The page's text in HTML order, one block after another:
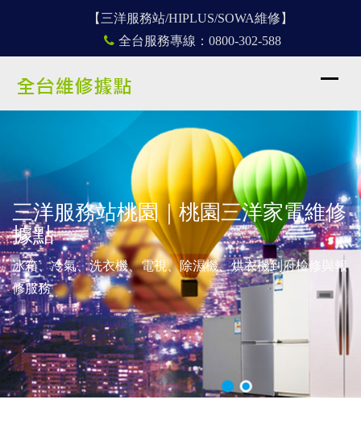
【三洋服務站/HIPLUS/SOWA維修】
全台服務專線： 0800-302-588
三洋服務站桃園｜桃園三洋家電維修
據點
冰箱、冷氣、洗衣機、電視、除濕機、烘衣機到府檢修與報
修服務